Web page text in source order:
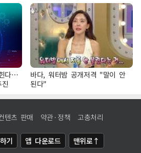
다…
바다, 워터밤 공개저격 "말이 안
된다"
텐츠 판매 약관·정책 고충처리
기 앱 다운로드 맨위로↑